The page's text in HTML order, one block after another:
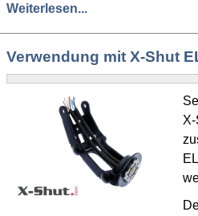
Weiterlesen...
Verwendung mit X-Shut